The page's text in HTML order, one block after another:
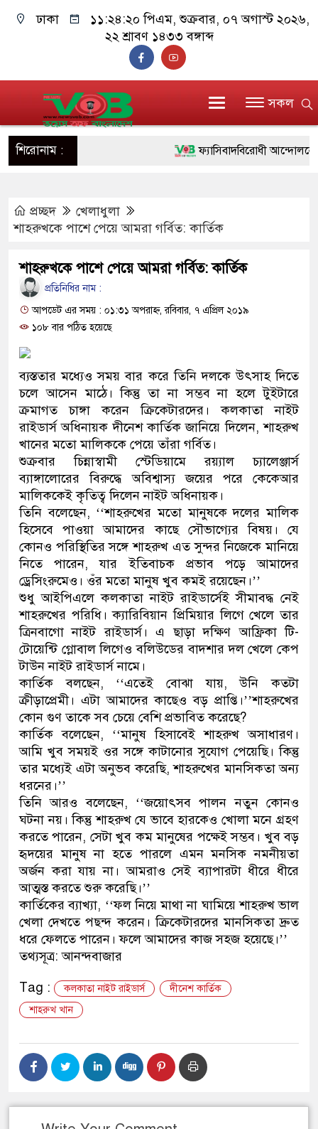
ঢাকা ১১:২৪:২১ পিএম, শুক্রবার, ০৭ অগাস্ট ২০২৬,
২২ শ্রাবণ ১৪৩৩ বঙ্গাব্দ
সকল
শিরোনাম : ফ্যাসিবাদবিরোধী আন্দোলনে
উদ্ধার
মাদক কারবারি গ্রেফতার
২৮ লাখ টাকার জাল নোটসহ
থানা পুলিশ
যেকোনো সময় বেনজীরের
নেতৃত্ব ও গণতন্ত্রের মূর্তমান
যে ভাবে ডেভিড ইমনের কাছে
‘আজহার খান’
অবৈধ বিদেশি পিস্তল,
জড়িত কিশোর গ্যাংয়ের চার শিশু আটক
থানা পুলিশ
প্রচ্ছদ
খেলাধুলা
শাহরুখকে পাশে পেয়ে আমরা গর্বিত: কার্তিক
শাহরুখকে পাশে পেয়ে আমরা গর্বিত: কার্তিক
প্রতিনিধির নাম :
আপডেট এর সময় : ০১:৩১ অপরাহ্ন, রবিবার, ৭ এপ্রিল ২০১৯
১০৮ বার পঠিত হয়েছে
ব্যস্ততার মধ্যেও সময় বার করে তিনি দলকে উৎসাহ দিতে
চলে আসেন মাঠে। কিন্তু তা না সম্ভব না হলে টুইটারে
ক্রমাগত চাঙ্গা করেন ক্রিকেটারদের। কলকাতা নাইট
রাইডার্স অধিনায়ক দীনেশ কার্তিক জানিয়ে দিলেন, শাহরুখ
খানের মতো মালিককে পেয়ে তাঁরা গর্বিত।
শুক্রবার চিন্নাস্বামী স্টেডিয়ামে রয়্যাল চ্যালেঞ্জার্স
ব্যাঙ্গালোরের বিরুদ্ধে অবিশ্বাস্য জয়ের পরে কেকেআর
মালিককেই কৃতিত্ব দিলেন নাইট অধিনায়ক।
তিনি বলেছেন, ‘‘শাহরুখের মতো মানুষকে দলের মালিক
হিসেবে পাওয়া আমাদের কাছে সৌভাগ্যের বিষয়। যে
কোনও পরিস্থিতির সঙ্গে শাহরুখ এত সুন্দর নিজেকে মানিয়ে
নিতে পারেন, যার ইতিবাচক প্রভাব পড়ে আমাদের
ড্রেসিংরুমেও। ওঁর মতো মানুষ খুব কমই রয়েছেন।’’
শুধু আইপিএলে কলকাতা নাইট রাইডার্সেই সীমাবদ্ধ নেই
শাহরুখের পরিধি। ক্যারিবিয়ান প্রিমিয়ার লিগে খেলে তার
ত্রিনবাগো নাইট রাইডার্স। এ ছাড়া দক্ষিণ আফ্রিকা টি-
টোয়েন্টি গ্লোবাল লিগেও বলিউডের বাদশার দল খেলে কেপ
টাউন নাইট রাইডার্স নামে।
কার্তিক বলছেন, ‘‘এতেই বোঝা যায়, উনি কতটা
ক্রীড়াপ্রেমী। এটা আমাদের কাছেও বড় প্রাপ্তি।’’শাহরুখের
কোন গুণ তাকে সব চেয়ে বেশি প্রভাবিত করেছে?
কার্তিক বলেছেন, ‘‘মানুষ হিসাবেই শাহরুখ অসাধারণ।
আমি খুব সময়ই ওর সঙ্গে কাটানোর সুযোগ পেয়েছি। কিন্তু
তার মধ্যেই এটা অনুভব করেছি, শাহরুখের মানসিকতা অন্য
ধরনের।’’
তিনি আরও বলেছেন, ‘‘জয়োৎসব পালন নতুন কোনও
ঘটনা নয়। কিন্তু শাহরুখ যে ভাবে হারকেও খোলা মনে গ্রহণ
করতে পারেন, সেটা খুব কম মানুষের পক্ষেই সম্ভব। খুব বড়
হৃদয়ের মানুষ না হতে পারলে এমন মনসিক নমনীয়তা
অর্জন করা যায় না। আমরাও সেই ব্যাপারটা ধীরে ধীরে
আত্মস্ত করতে শুরু করেছি।’’
কার্তিকের ব্যাখ্যা, ‘‘ফল নিয়ে মাথা না ঘামিয়ে শাহরুখ ভাল
খেলা দেখতে পছন্দ করেন। ক্রিকেটারদের মানসিকতা দ্রুত
ধরে ফেলতে পারেন। ফলে আমাদের কাজ সহজ হয়েছে।’’
তথ্যসূত্র: আনন্দবাজার
Tag :
কলকাতা নাইট রাইডার্স
দীনেশ কার্তিক
শাহরুখ খান